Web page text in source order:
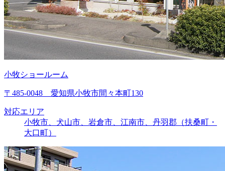
小牧ショールーム
〒485-0048 愛知県小牧市間々本町130
対応エリア
小牧市、犬山市、岩倉市、江南市、丹羽郡（扶桑町・
大口町）